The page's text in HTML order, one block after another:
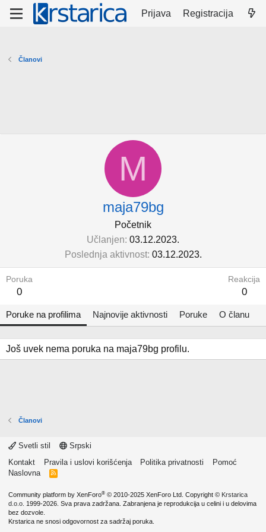
Prijava Registracija
Članovi
M
maja79bg
Početnik
Učlanjen 03.12.2023.
Poslednja aktivnost 03.12.2023.
Poruka
0
Reakcija
0
Poruke na profilima Najnovije aktivnosti Poruke O članu
Još uvek nema poruka na maja79bg profilu.
Članovi
Svetli stil
Srpski
Kontakt
Pravila i uslovi korišćenja Politika privatnosti
Pomoć
Naslovna
R
Community platform by XenForo® © 2010-2025 XenForo Ltd. Copyright © Krstarica
d.o.o. 1999-2026. Sva prava zadržana. Zabranjena je reprodukcija u celini i u delovima
bez dozvole.
Krstarica ne snosi odgovornost za sadržaj poruka.